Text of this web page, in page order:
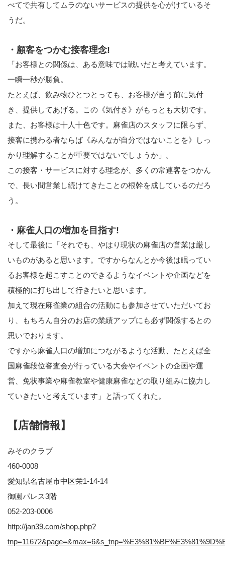
べてで共有してムラのないサービスの提供を心がけているそ
うだ。
・顧客をつかむ接客理念!
「お客様との関係は、ある意味では戦いだと考えています。
一瞬一秒が勝負。
たとえば、飲み物ひとつとっても、お客様が言う前に気付
き、提供してあげる。この《気付き》がもっとも大切です。
また、お客様は十人十色です。麻雀店のスタッフに限らず、
接客に携わる者ならば《みんなが自分ではないことを》しっ
かり理解することが重要ではないでしょうか」。
この接客・サービスに対する理念が、多くの常連客をつかん
で、長い間営業し続けてきたことの根幹を成しているのだろ
う。
・麻雀人口の増加を目指す!
そして最後に「それでも、やはり現状の麻雀店の営業は厳し
いものがあると思います。ですからなんとか今後は眠ってい
るお客様を起こすことのできるようなイベントや企画などを
積極的に打ち出して行きたいと思います。
加えて現在麻雀業の組合の活動にも参加させていただいてお
り、もちろん自分のお店の業績アップにも必ず関係するとの
思いでおります。
ですから麻雀人口の増加につながるような活動、たとえば全
国麻雀段位審査会が行っている大会やイベントの企画や運
営、免状事業や麻雀教室や健康麻雀などの取り組みに協力し
ていきたいと考えています」と語ってくれた。
【店舗情報】
みそのクラブ
460-0008
愛知県名古屋市中区栄1-14-14
御園パレス3階
052-203-0006
http://jan39.com/shop.php?